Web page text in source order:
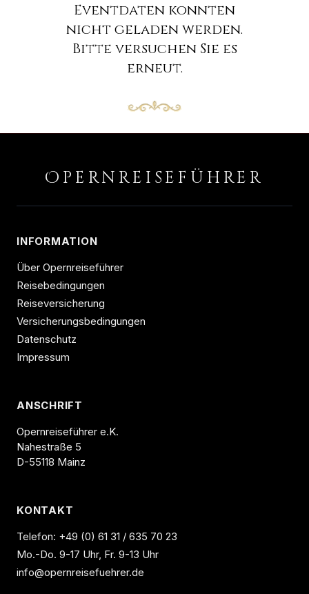
Eventdaten konnten
nicht geladen werden.
Bitte versuchen Sie es
erneut.
O PERNREISEFÜHRER
INFORMATION
Über Opernreiseführer
Reisebedingungen
Reiseversicherung
Versicherungsbedingungen
Datenschutz
Impressum
ANSCHRIFT
Opernreiseführer e.K.
Nahestraße 5
D-55118 Mainz
KONTAKT
Telefon: +49 (0) 61 31 / 635 70 23
Mo.-Do. 9-17 Uhr, Fr. 9-13 Uhr
info@opernreisefuehrer.de